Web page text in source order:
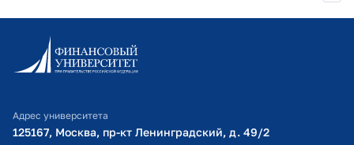
Информационно-образовательный портал
Личный кабинет поступающего
Оплата обучения
Адрес университета
125167, Москва, пр-кт Ленинградский, д. 49/2​